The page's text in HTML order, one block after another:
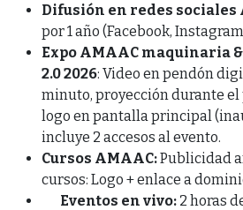
Difusión en redes sociales
por 1 año (Facebook,
Expo AMAAC maquinaria
2.0 2026: Video en pendón
minuto, proyección durante
logo en pantalla principal
incluye 2 accesos al evento.
Cursos AMAAC:Publicidad
cursos: Logo + enlace a
Eventos en vivo: 2 horas